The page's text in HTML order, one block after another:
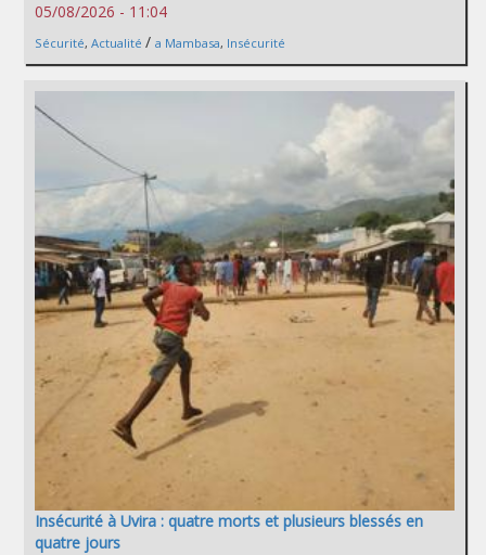
05/08/2026 - 11:04
Sécurité, Actualité / a Mambasa, Insécurité
Insécurité à Uvira : quatre morts et plusieurs blessés en
quatre jours